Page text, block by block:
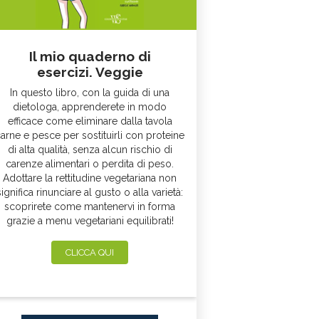
Il mio quaderno di
esercizi. Veggie
In questo libro, con la guida di una
dietologa, apprenderete in modo
efficace come eliminare dalla tavola
e pesce per sostituirli con proteine
di alta qualità, senza alcun rischio di
carenze alimentari o perdita di peso.
Adottare la rettitudine vegetariana non
rinunciare al gusto o alla varietà:
scoprirete come mantenervi in forma
grazie a menu vegetariani equilibrati!
CLICCA QUI